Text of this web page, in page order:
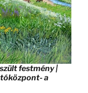
festmény |
a